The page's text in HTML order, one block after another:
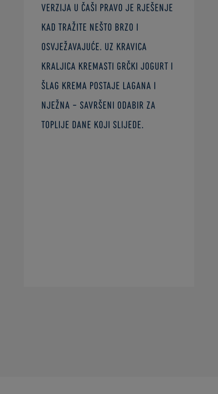
verzija u čaši pravo je rješenje
kad tražite nešto brzo i
osvježavajuće. Uz Kravica
Kraljica kremasti grčki jogurt i
šlag krema postaje lagana i
nježna – savršeni odabir za
toplije dane koji slijede.